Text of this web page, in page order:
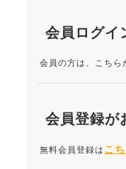
会員ログイ
会員の方は、こちら
会員登録が
無料会員登録は こ